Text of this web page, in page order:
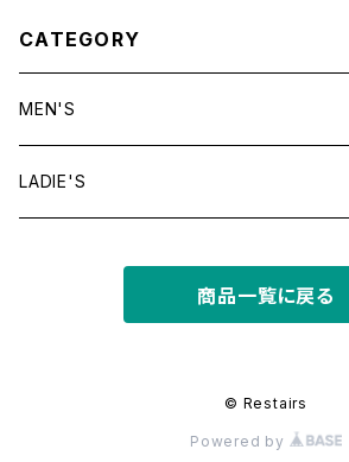
CATEGORY
MEN'S
tops
LADIE'S
商品一覧に戻る
© Restairs
Powered by